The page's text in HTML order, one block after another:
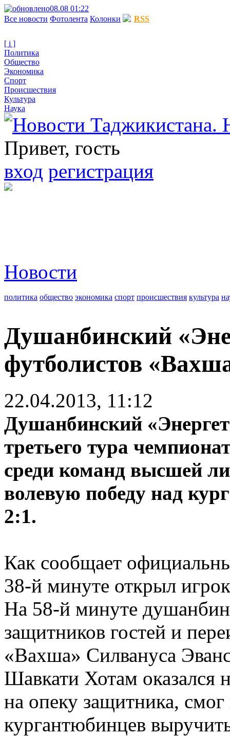
08.08 01:22
Все новости Фотолента Колонки RSS
[ i ]
Политика
Общество
Экономика
Спорт
Происшествия
Культура
Наука
Привет, гость
вход регистрация
Новости
политика общество экономика спорт происшествия культура
Душанбинский
футболистов
22.04.2013, 11:12
Душанбинский
третьего тура
среди команд высшей
волевую победу над
2:1.
Как сообщает
38-й минуте открыл
На 58-й минуте
защитников гостей и
«Вахша» Силвануса
Шавкати Хотам оказался
на опеку защитника,
кургантюбинцев